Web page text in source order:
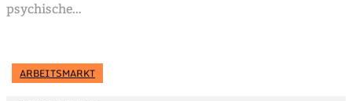
psychische…
ARBEITSMARKT